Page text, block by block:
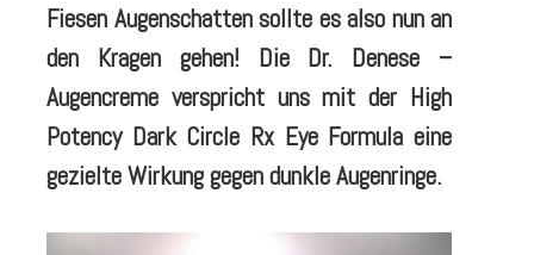
Fiesen Augenschatten sollte es also nun an
den Kragen gehen!
Die Dr. Denese –
Augencreme verspricht uns mit der High
Potency Dark Circle Rx Eye Formula eine
gezielte Wirkung gegen dunkle Augenringe.